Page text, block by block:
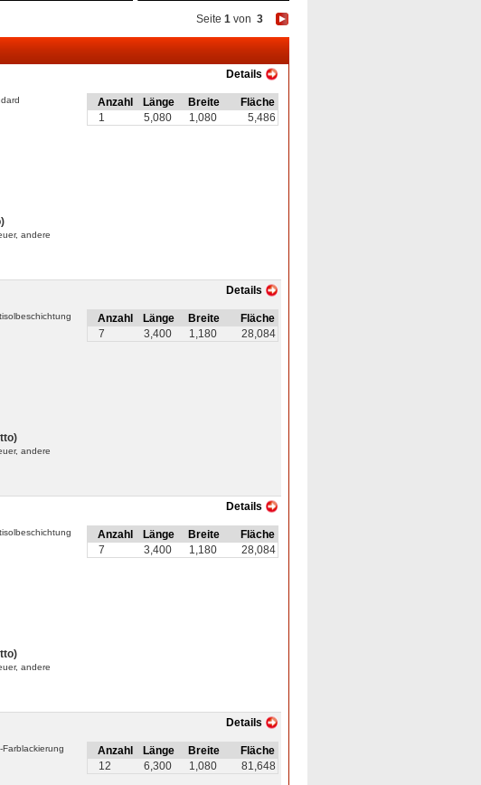
Seite 1 von 3
andere
Details
Anzahl Länge Breite
Fläche
1
5,080 1,080 5,486
andere
Details
Anzahl Länge Breite
Fläche
7
3,400 1,180 28,084
andere
Details
Anzahl Länge Breite
Fläche
7
3,400 1,180 28,084
Farblackierung
Details
Anzahl Länge Breite
Fläche
12
6,300 1,080 81,648